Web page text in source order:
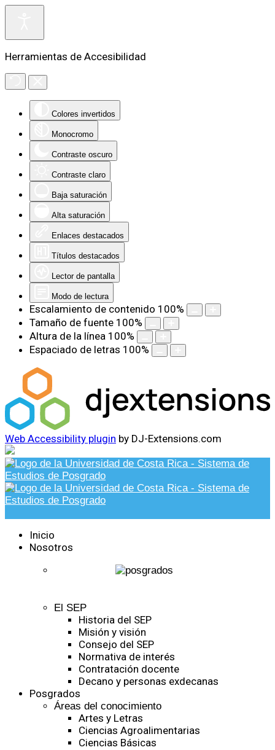
Herramientas de Accesibilidad
Colores invertidos
Monocromo
Contraste oscuro
Contraste claro
Baja saturación
Alta saturación
Enlaces destacados
Títulos destacados
Lector de pantalla
Modo de lectura
Escalamiento de contenido 100%
Tamaño de fuente 100%
Altura de la línea 100%
Espaciado de letras 100%
Web Accessibility plugin by DJ-Extensions.com
Inicio
Nosotros
El SEP
Historia del SEP
Misión y visión
Consejo del SEP
Normativa de interés
Contratación docente
Decano y personas exdecanas
Posgrados
Áreas del conocimiento
Artes y Letras
Ciencias Agroalimentarias
Ciencias Básicas